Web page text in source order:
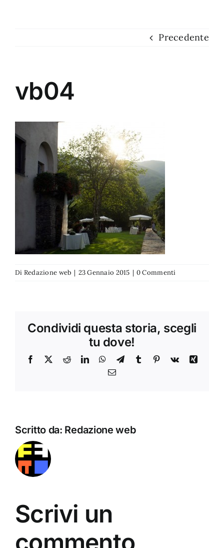
Precedente
vb04
Di Redazione web | 23 Gennaio 2015 | 0 Commenti
Condividi questa storia, scegli
tu dove!
Facebook RedditLinkedInWhatsApp
TelegramTumblr Pinterest
Vk
Xing
Email
Scritto da: Redazione web
Scrivi un
commento